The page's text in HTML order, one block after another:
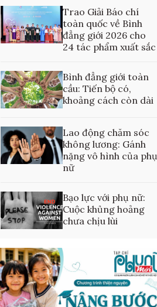
Trao Giải Báo chí
toàn quốc về Bình
đẳng giới 2026 cho
24 tác phẩm xuất sắc
Bình đẳng giới toàn
cầu: Tiến bộ có,
khoảng cách còn dài
Lao động chăm sóc
không lương: Gánh
nặng vô hình của phụ
nữ
Bạo lực với phụ nữ:
Cuộc khủng hoảng
chưa chịu lùi